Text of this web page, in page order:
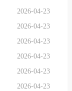
2026-04-23
2026-04-23
2026-04-23
2026-04-23
2026-04-23
2026-04-23